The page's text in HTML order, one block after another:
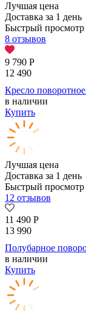
Лучшая цена
Доставка за 1 день
Быстрый просмотр
8 отзывов
9 790 Р
12 490
Кресло
в наличии
Купить
Лучшая цена
Доставка за 1 день
Быстрый просмотр
12 отзывов
11 490 Р
13 990
Полубарное
в наличии
Купить